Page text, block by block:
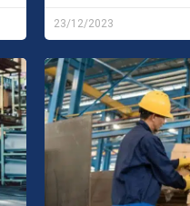
23/12/2023